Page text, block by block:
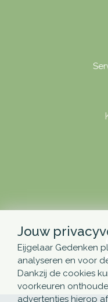
Jouw
Eijgelaar Gedenken
analyseren en voor
Dankzij de cookies
voorkeuren
advertenties hierop